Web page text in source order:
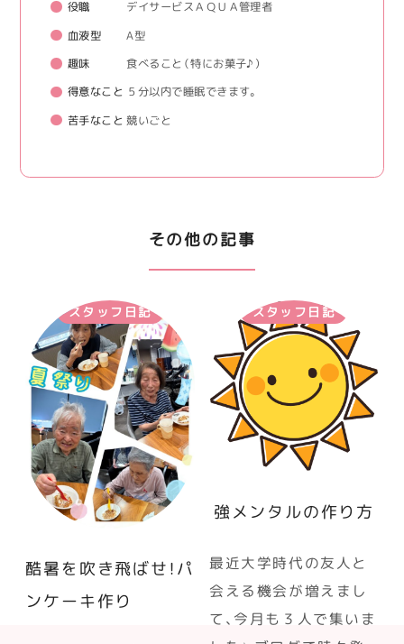
役職 デイサービスＡＱＵＡ管理者
血液型 A型
趣味 食べること（特にお菓子♪）
得意なこと ５分以内で睡眠できます。
苦手なこと 競いごと
その他の記事
スタッフ日記
酷暑を吹き飛ばせ！パ
ンケーキ作り
スタッフ日記
強メンタルの作り方
最近大学時代の友人と
会える機会が増えまし
て、今月も３人で集いま